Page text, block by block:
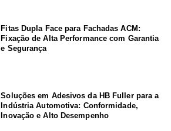
Fitas Dupla Face para Fachadas ACM:
Fixação de Alta Performance com Garantia
e Segurança
Soluções em Adesivos da HB Fuller para a
Indústria Automotiva: Conformidade,
Inovação e Alto Desempenho